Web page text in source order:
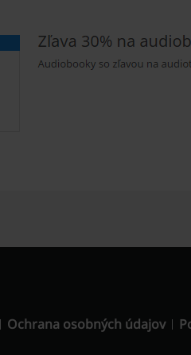
Ochrana osobných údajov